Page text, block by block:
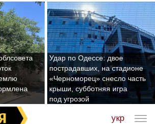
Удар по Одессе: двое
пострадавших, на стадионе
«Черноморец» снесло часть
крыши, субботняя игра
под угрозой
укр